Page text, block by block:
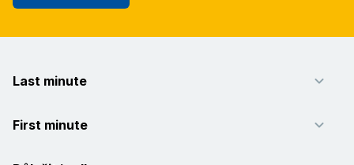
Last minute
First minute